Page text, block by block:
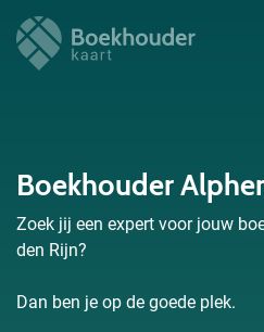
Boekhouder
Zoek jij een expert voor jouw
den Rijn?
Dan ben je op de goede plek.